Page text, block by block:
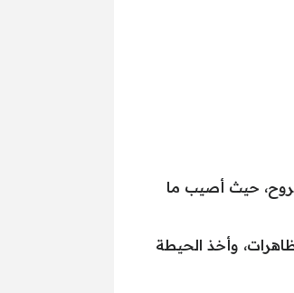
حيث أصيب ما
وأخذ الحيطة